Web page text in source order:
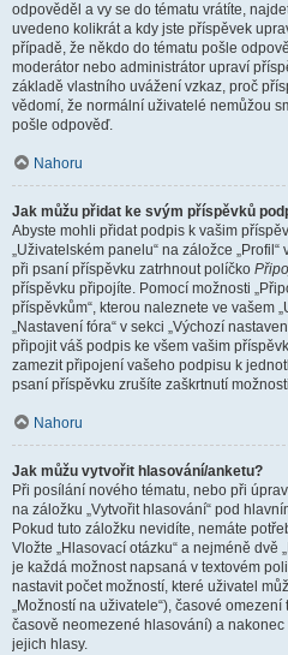
odpověděl a vy se do tématu vrátíte,
uvedeno kolikrát a kdy jste příspěvek
případě, že někdo do tématu pošle
moderátor nebo administrátor upraví
základě vlastního uvážení vzkaz, proč
vědomí, že normální uživatelé nemůžou
pošle odpověď.
Nahoru
Jak můžu přidat ke svým příspěvků
Abyste mohli přidat podpis k vašim
„Uživatelském panelu“ na záložce
při psaní příspěvku zatrhnout políčko
příspěvku připojíte. Pomocí možnosti
příspěvkům“, kterou naleznete ve vašem
„Nastavení fóra“ v sekci „Výchozí
připojit váš podpis ke všem vašim
zamezit připojení vašeho podpisu k
psaní příspěvku zrušíte zaškrtnutí možnosti
Nahoru
Jak můžu vytvořit hlasování/anketu?
Při posílání nového tématu, nebo při
na záložku „Vytvořit hlasování“ pod
Pokud tuto záložku nevidíte, nemáte
Vložte „Hlasovací otázku“ a nejméně dvě
je každá možnost napsaná v textovém
nastavit počet možností, které uživatel
„Možností na uživatele“), časové
časově neomezené hlasování) a
jejich hlasy.